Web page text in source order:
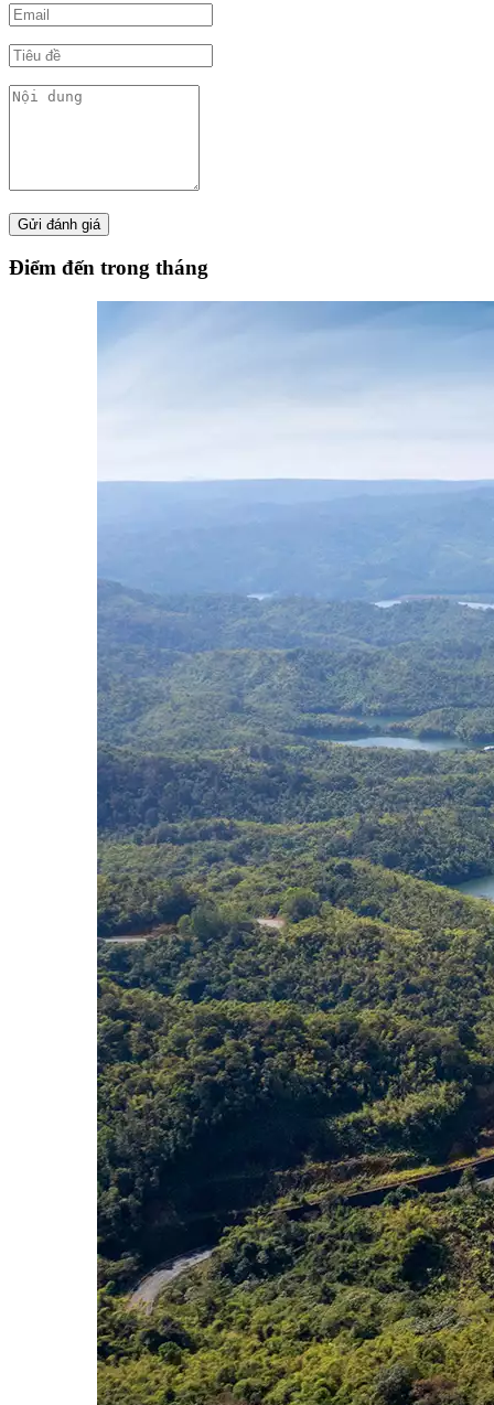
Điểm đến trong tháng